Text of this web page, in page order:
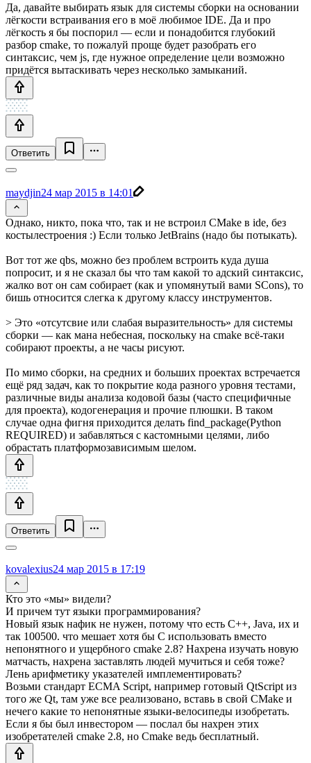
Да, давайте выбирать язык для системы сборки на основании
лёгкости встраивания его в моё любимое IDE. Да и про
лёгкость я бы поспорил — если и понадобится глубокий
разбор cmake, то пожалуй проще будет разобрать его
синтаксис, чем js, где нужное определение цели возможно
придётся вытаскивать через несколько замыканий.
Ответить
maydjin24 мар 2015 в 14:01
Однако, никто, пока что, так и не встроил CMake в ide, без
костылестроения :) Если только JetBrains (надо бы потыкать).
Вот тот же qbs, можно без проблем встроить куда душа
попросит, и я не сказал бы что там какой то адский синтаксис,
жалко вот он сам собирает (как и упомянутый вами SCons), то
бишь относится слегка к другому классу инструментов.
> Это «отсутсвие или слабая выразительность» для системы
сборки — как мана небесная, поскольку на cmake всё-таки
собирают проекты, а не часы рисуют.
По мимо сборки, на средних и больших проектах встречается
ещё ряд задач, как то покрытие кода разного уровня тестами,
различные виды анализа кодовой базы (часто специфичные
для проекта), кодогенерация и прочие плюшки. В таком
случае одна фигня приходится делать find_package(Python
REQUIRED) и забавляться с кастомными целями, либо
обрастать платформозависимым шелом.
Ответить
kovalexius24 мар 2015 в 17:19
Кто это «мы» видели?
И причем тут языки программирования?
Новый язык нафик не нужен, потому что есть C++, Java, их и
так 100500. что мешает хотя бы C использовать вместо
непонятного и ущербного cmake 2.8? Нахрена изучать новую
матчасть, нахрена заставлять людей мучиться и себя тоже?
Лень арифметику указателей имплементировать?
Возьми стандарт ECMA Script, например готовый QtScript из
того же Qt, там уже все реализовано, вставь в свой CMake и
нечего какие то непонятные языки-велосипеды изобретать.
Если я бы был инвестором — послал бы нахрен этих
изобретателей cmake 2.8, но Cmake ведь бесплатный.